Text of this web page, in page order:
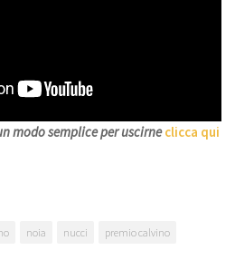
modo semplice per uscirne clicca qui
noia nucci premio calvino